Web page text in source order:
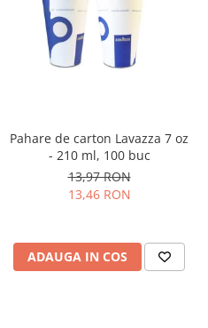
Pahare de carton Lavazza 7 oz
- 210 ml, 100 buc
13,97 RON
13,46 RON
ADAUGA IN COS